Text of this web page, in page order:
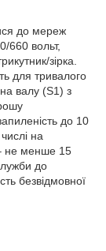
до мереж
660 вольт,
зірка.
для тривалого
валу (S1) з
до 10
на
– не менше 15
до
безвідмовної